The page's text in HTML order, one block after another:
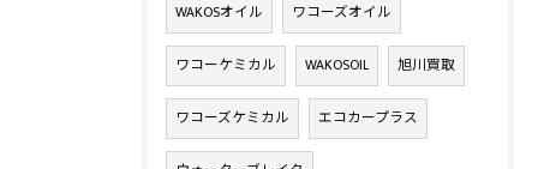
WAKOSオイル ワコーズオイル
ワコーケミカル WAKOSOIL 旭川買取
ワコーズケミカル エコカープラス